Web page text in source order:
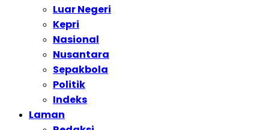
Luar Negeri
Kepri
Nasional
Nusantara
Sepakbola
Politik
Indeks
Laman